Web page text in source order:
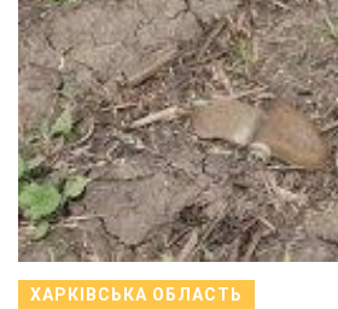
ХАРКІВСЬКА ОБЛАСТЬ